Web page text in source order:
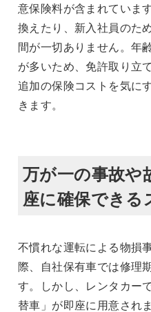
意保険料が含まれていま
換えたり、新入社員のた
間が一切ありません。年
が多いため、免許取り立
追加の保険コストを気に
きます。
万が一の事故や
座に確保できる
不慣れな運転による物損
際、自社保有車では修理
す。しかし、レンタカー
替車」が即座に用意され